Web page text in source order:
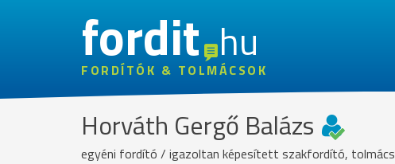
fordithu
FORDÍTÓK & TOLMÁCSOK
Horváth Gergő Balázs
egyéni fordító / igazoltan képesített szakfordító, tolmács